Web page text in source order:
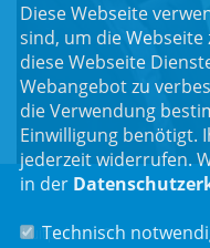
Luitpoldstr. 55
Diese Webseite
sind, um die
diese Webseite
Webangebot zu
die Verwendung
Einwilligung benötigt.
jederzeit widerrufen.
in der
Technisch